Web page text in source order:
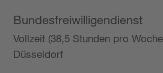
Bundesfreiwilligendienst
Vollzeit (38,5 Stunden pro
Düsseldorf